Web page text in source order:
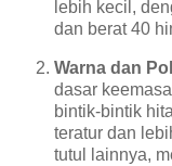
lebih kecil,
dan berat 40
Warna dan
dasar
bintik-bintik
teratur dan
tutul lainnya,